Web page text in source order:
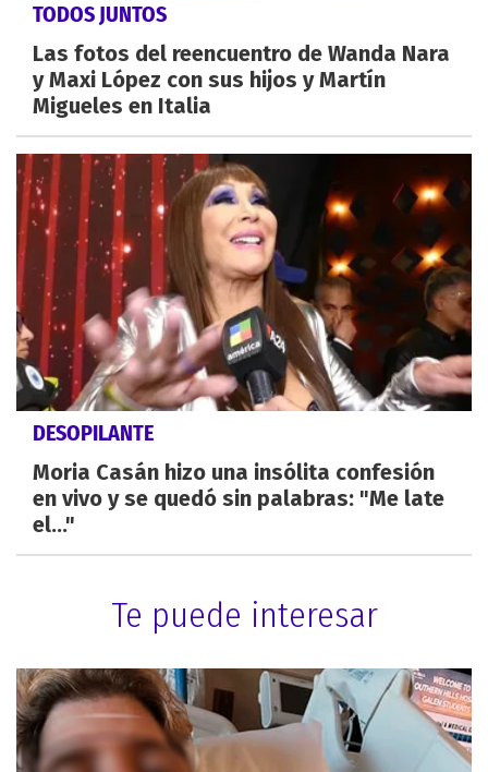
TODOS JUNTOS
Las fotos del reencuentro de Wanda Nara
y Maxi López con sus hijos y Martín
Migueles en Italia
DESOPILANTE
Moria Casán hizo una insólita confesión
en vivo y se quedó sin palabras: "Me late
el..."
Te puede interesar